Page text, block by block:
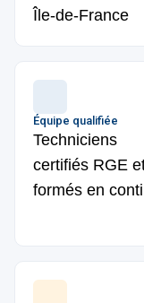
Île-de-France
Équipe qualifiée
Techniciens
certifiés RGE
formés en